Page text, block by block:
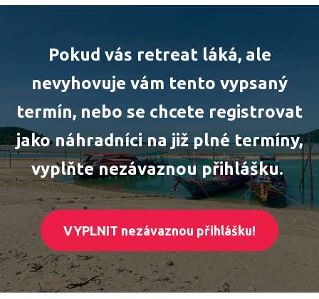
Pokud vás retreat láká, ale
nevyhovuje vám tento vypsaný
termín, nebo se chcete registrovat
jako náhradníci na již plné termíny,
vyplňte nezávaznou přihlášku.
VYPLNIT nezávaznou přihlášku!